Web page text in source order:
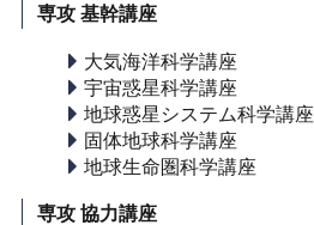
専攻 基幹講座
大気海洋科学講座
宇宙惑星科学講座
地球惑星システム科学講座
固体地球科学講座
地球生命圏科学講座
専攻 協力講座